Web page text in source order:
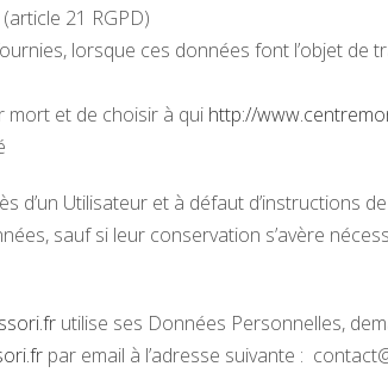
21 RGPD)
lorsque ces données font l’objet de
mort et de choisir à qui http://
d’un Utilisateur et à défaut d’instructions
sauf si leur conservation s’avère
utilise ses Données Personnelles,
par email à l’adresse suivante :